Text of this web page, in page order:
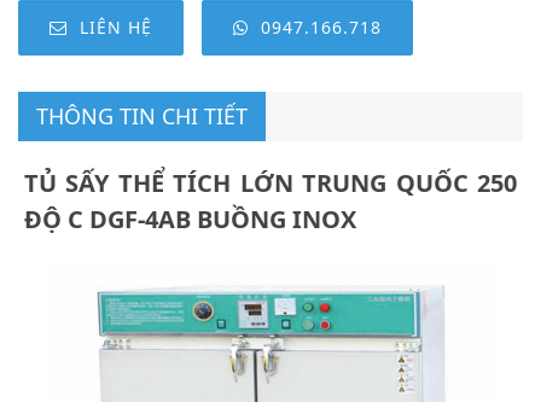
LIÊN HỆ 0947.166.718
THÔNG TIN CHI TIẾT
TỦ SẤY THỂ TÍCH LỚN TRUNG QUỐC 250
ĐỘ C DGF-4AB BUỒNG INOX